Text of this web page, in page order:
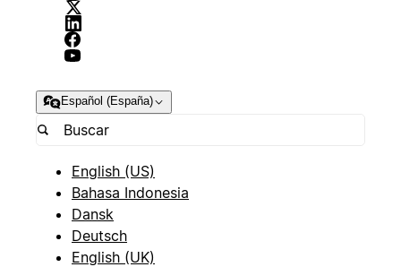
Español (España)
English (US)
Bahasa Indonesia
Dansk
Deutsch
English (UK)